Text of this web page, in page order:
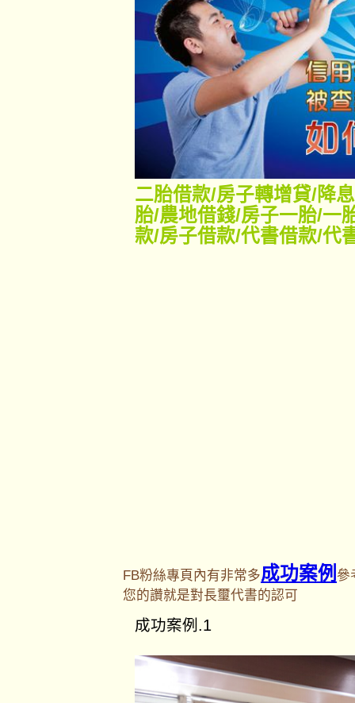
二胎借款/房子轉增貸/降
胎/農地借錢/房子一胎/一
款/房子借款/代書借款/代
FB粉絲專頁內有非常多成功案例 參
您的讚就是對長璽代書的認可
成功案例.1